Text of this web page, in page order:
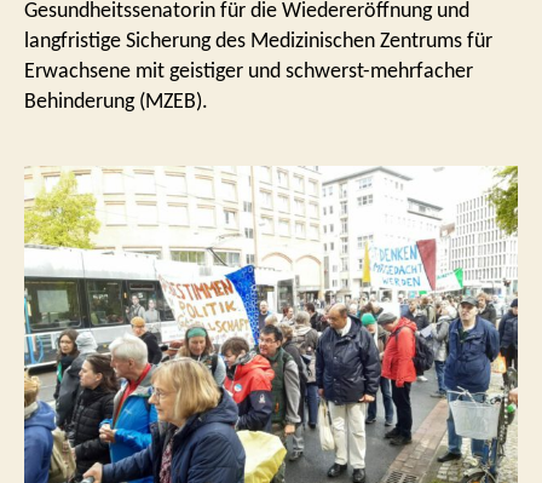
Gesundheitssenatorin für die Wiedereröffnung und
langfristige Sicherung des Medizinischen Zentrums für
Erwachsene mit geistiger und schwerst-mehrfacher
Behinderung (MZEB).